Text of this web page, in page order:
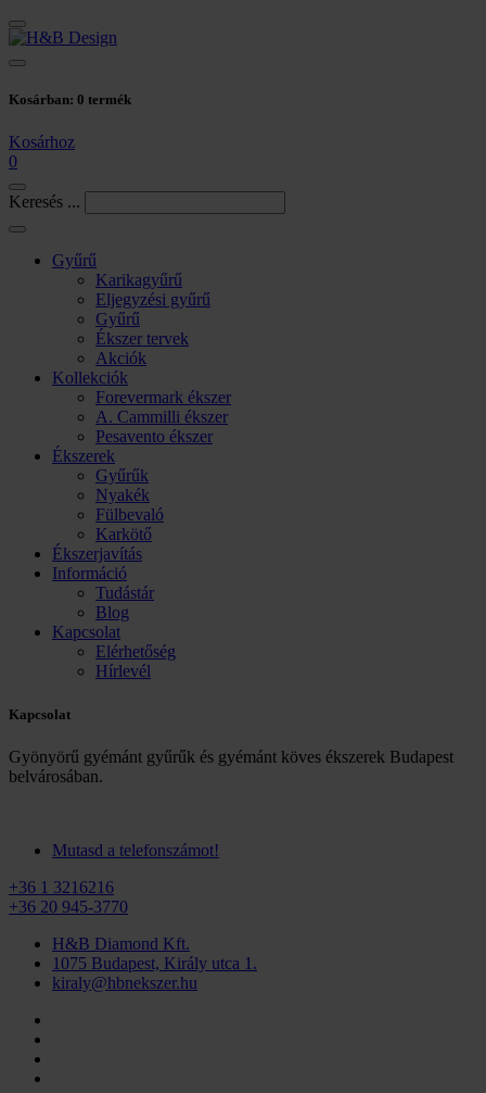
Kosárban: 0 termék
Kosárhoz
0
Keresés ...
Gyűrű
Karikagyűrű
Eljegyzési gyűrű
Gyűrű
Ékszer tervek
Akciók
Kollekciók
Forevermark ékszer
A. Cammilli ékszer
Pesavento ékszer
Ékszerek
Gyűrűk
Nyakék
Fülbevaló
Karkötő
Ékszerjavítás
Információ
Tudástár
Blog
Kapcsolat
Elérhetőség
Hírlevél
Kapcsolat
Gyönyörű gyémánt gyűrűk és gyémánt köves ékszerek Budapest
belvárosában.
Mutasd a telefonszámot!
+36 1 3216216
+36 20 945-3770
H&B Diamond Kft.
1075 Budapest, Király utca 1.
kiraly@hbnekszer.hu